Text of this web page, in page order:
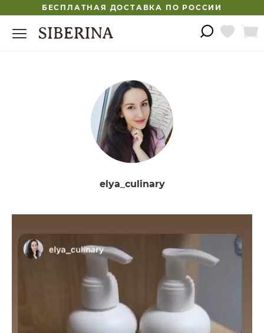
БЕСПЛАТНАЯ ДОСТАВКА ПО РОССИИ
elya_culinary